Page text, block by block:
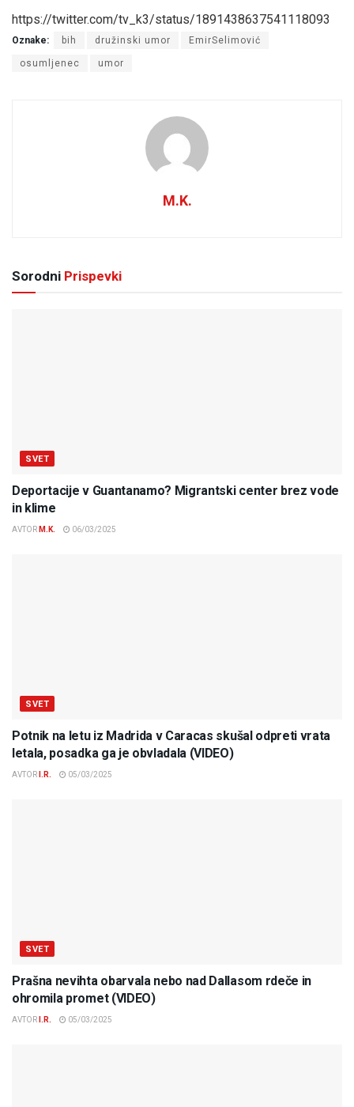
https://twitter.com/tv_k3/status/1891438637541118093
Oznake: bih družinski umor EmirSelimović
osumljenec umor
M.K.
Sorodni Prispevki
SVET
Deportacije v Guantanamo? Migrantski center brez vode
in klime
AVTOR M.K. 06/03/2025
SVET
Potnik na letu iz Madrida v Caracas skušal odpreti vrata
letala, posadka ga je obvladala (VIDEO)
AVTOR I.R. 05/03/2025
SVET
Prašna nevihta obarvala nebo nad Dallasom rdeče in
ohromila promet (VIDEO)
AVTOR I.R. 05/03/2025